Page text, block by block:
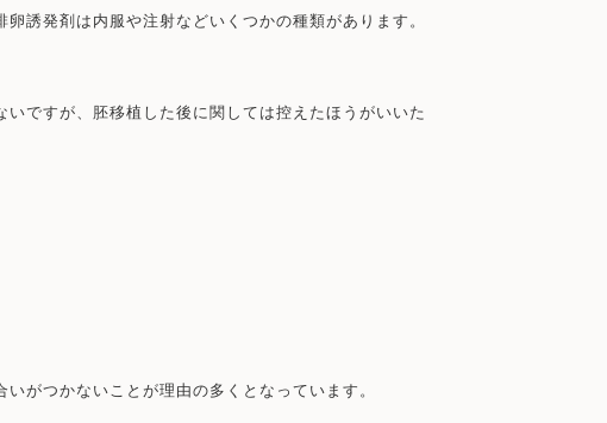
誘発剤は内服や注射などいくつかの種類があります。
ですが、胚移植した後に関しては控えたほうがいいた
がつかないことが理由の多くとなっています。